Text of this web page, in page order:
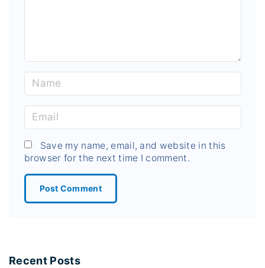
a
e
*
m
a
i
l
Save my name, email, and website in this
browser for the next time I comment.
Recent Posts